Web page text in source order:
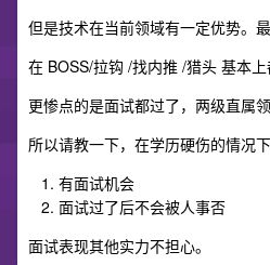
但是技术在当前领域有一定优势。
在 BOSS/拉钩 /找内推 /猎头 基本
更惨点的是面试都过了，两级直属
所以请教一下，在学历硬伤的情况
有面试机会
面试过了后不会被人事否
面试表现其他实力不担心。